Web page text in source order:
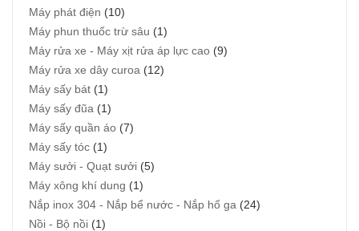
Máy phát điện (10)
Máy phun thuốc trừ sâu (1)
Máy rửa xe - Máy xịt rửa áp lực cao (9)
Máy rửa xe dây curoa (12)
Máy sấy bát (1)
Máy sấy đũa (1)
Máy sấy quần áo (7)
Máy sấy tóc (1)
Máy sưởi - Quạt sưởi (5)
Máy xông khí dung (1)
Nắp inox 304 - Nắp bể nước - Nắp hố ga (24)
Nồi - Bộ nồi (1)